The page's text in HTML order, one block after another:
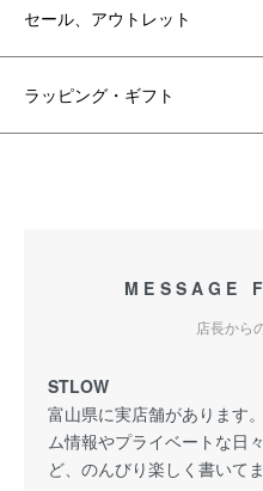
セール、アウトレット
ラッピング・ギフト
MESSAGE
店長から
STLOW
富山県に実店舗があります
ム情報やプライベートな日
ど、のんびり楽しく書いてま